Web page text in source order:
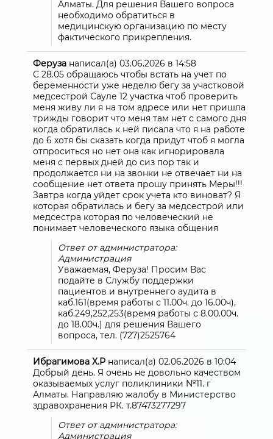
Алматы. Для решения Вашего вопроса
необходимо обратиться в
медицинскую организацию по месту
фактического прикрепления.
Феруза написал(а) 03.06.2026 в 14:58
С 28.05 обращаюсь чтобы встать на учет по
беременности уже неделю бегу за участковой
медсестрой Сауле 12 участка чтоб проверить
меня живу ли я на том адресе или нет пришла
трижды говорит что меня там нет с самого дня
когда обратилась к ней писала что я на работе
до 6 хотя бы сказать когда придут чтоб я могла
отпроситься но нет она как игнорировала
меня с первых дней до сиз пор так и
продолжается ни на звонки не отвечает ни на
сообщение нет ответа прошу принять Меры!!!
Завтра когда уйдет срок учета кто виноват? Я
которая обратилась и бегу за медсестрой или
медсестра которая по человеческий не
понимает человеческого языка общения
Ответ от администратора:
Администрация
Уважаемая, Феруза! Просим Вас
подайте в Службу поддержки
пациентов и внутреннего аудита в
каб.161(время работы с 11.00ч. до 16.00ч),
каб.249,252,253(время работы с 8.00.00ч.
до 18.00ч.) для решения Вашего
вопроса, тел. (727)2525764
Ибрагимова Х.Р написал(а) 02.06.2026 в 10:04
Добрый день. Я очень не довольно качеством
оказываемых услуг поликлиники №11. г
Алматы. Направляю жалобу в Министерство
здравохранения РК. т.87473277297
Ответ от администратора:
Администрация